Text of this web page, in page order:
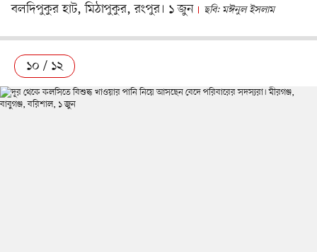
বলদিপুকুর হাট, মিঠাপুকুর, রংপুর। ১ জুন
ছবি: মঈনুল ইসলাম
১০ / ১২